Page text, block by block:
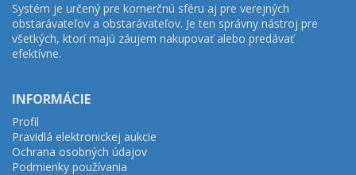
Systém je určený pre komerčnú sféru aj pre verejných
obstarávateľov a obstarávateľov. Je ten správny nástroj pre
všetkých, ktorí majú záujem nakupovať alebo predávať
efektívne.
INFORMÁCIE
Profil
Pravidlá elektronickej aukcie
Ochrana osobných údajov
Podmienky používania